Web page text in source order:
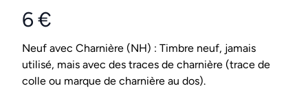
Product information
6 €
Conditions
Neuf avec Charnière (NH) : Timbre neuf, jamais
utilisé, mais avec des traces de charnière (trace de
colle ou marque de charnière au dos).